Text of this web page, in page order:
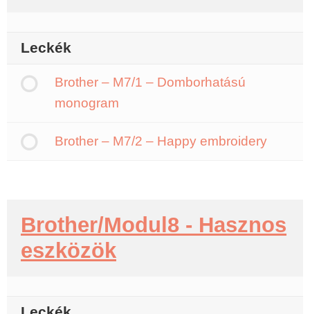
Leckék
Brother – M7/1 – Domborhatású
monogram
Brother – M7/2 – Happy embroidery
Brother/Modul8 - Hasznos
eszközök